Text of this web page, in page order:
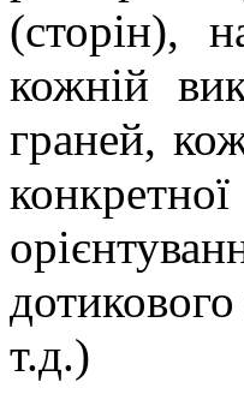
(сторін),
кожній
граней,
т.д.)